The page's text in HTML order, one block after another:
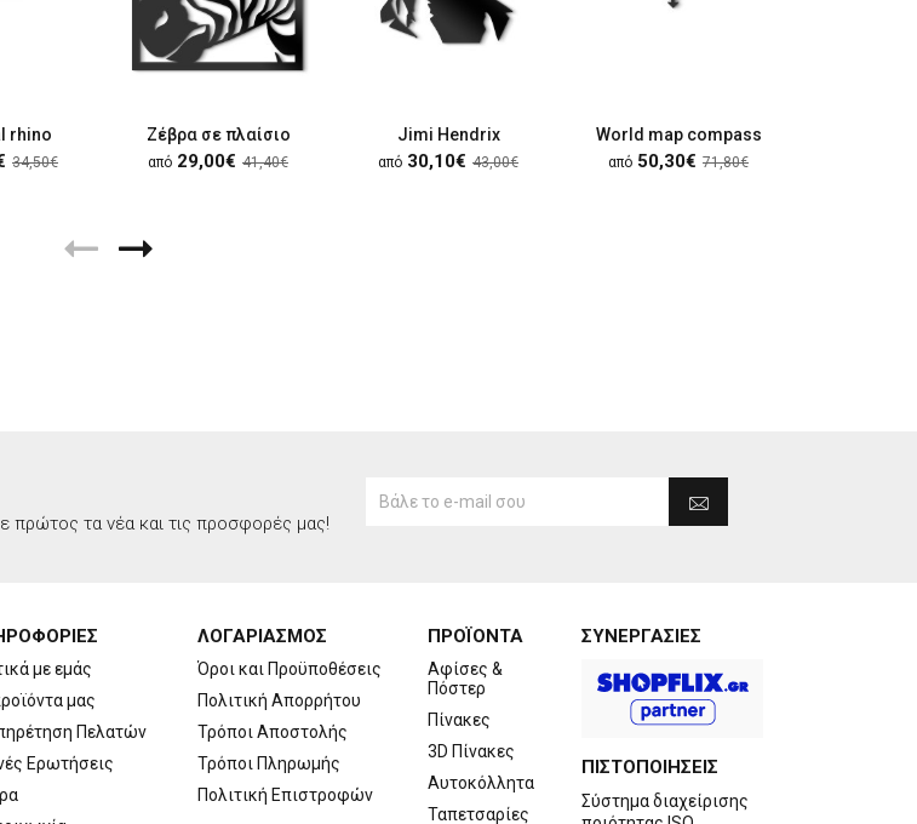
rhino
34,50€
Ζέβρα σε πλαίσιο
από 29,00€ 41,40€
Jimi Hendrix
από 30,10€ 43,00€
World map compass
από 50,30€ 71,80€
πρώτος τα νέα και τις προσφορές μας!
με εμάς
μας
Πελατών
Ερωτήσεις
ΛΟΓΑΡΙΑΣΜΟΣ
Όροι και Προϋποθέσεις
Πολιτική Απορρήτου
Τρόποι Αποστολής
Τρόποι Πληρωμής
Πολιτική Επιστροφών
ΠΡΟΪΟΝΤΑ
Αφίσες &
Πόστερ
Πίνακες
3D Πίνακες
Αυτοκόλλητα
Ταπετσαρίες
ΣΥΝΕΡΓΑΣΙΕΣ
ΠΙΣΤΟΠΟΙΗΣΕΙΣ
Σύστημα διαχείρισης